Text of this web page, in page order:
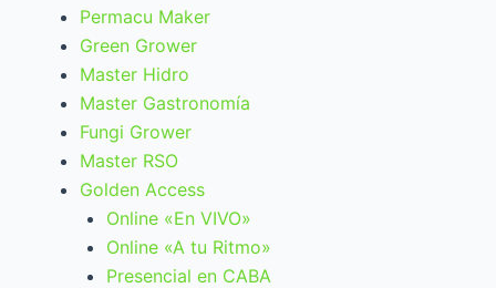
Permacu Maker
Green Grower
Master Hidro
Master Gastronomía
Fungi Grower
Master RSO
Golden Access
Online «En VIVO»
Online «A tu Ritmo»
Presencial en CABA